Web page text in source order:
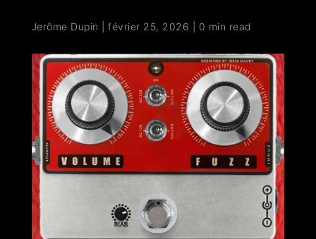
Jerôme Dupin |février 25, 2026 0 min read